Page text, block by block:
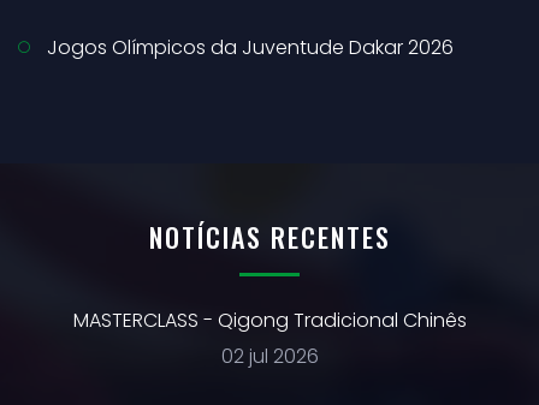
Jogos Olímpicos da Juventude Dakar 2026
NOTÍCIAS RECENTES
MASTERCLASS - Qigong Tradicional Chinês
02 jul 2026